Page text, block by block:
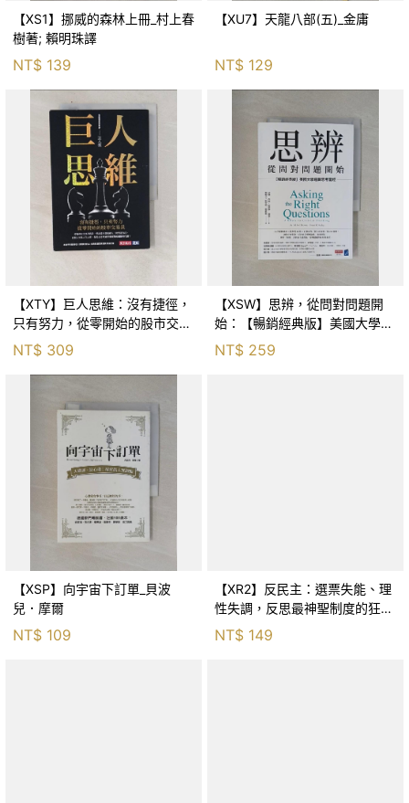
【XS1】挪威的森林上冊_村上春
樹著; 賴明珠譯
NT$ 139
【XU7】天龍八部(五)_金庸
NT$ 129
【XTY】巨人思維：沒有捷徑，
只有努力，從零開始的股市交易
員_巨人傑
NT$ 309
【XSW】思辨，從問對問題開
始：【暢銷經典版】美國大學邏
輯思考聖經_尼爾．布朗, 史都
華．基里, 羅耀宗, 蔡宏明, 黃賓
NT$ 259
【XSP】向宇宙下訂單_貝波
兒．摩爾
NT$ 109
【XR2】反民主：選票失能、理
性失調，反思最神聖制度的狂亂
NT$ 149